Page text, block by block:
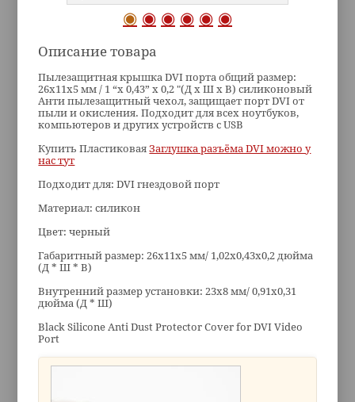
Описание товара
Пылезащитная крышка DVI порта общий размер:
26x11x5 мм / 1 “x 0,43” x 0,2 "(Д x Ш x В) силиконовый
Анти пылезащитный чехол, защищает порт DVI от
пыли и окисления. Подходит для всех ноутбуков,
компьютеров и других устройств с USB
Купить ПластиковаяЗаглушка разъёма DVI можно у
нас тут
Подходит для: DVI гнездовой порт
Материал: силикон
Цвет: черный
Габаритный размер: 26x11x5 мм/ 1,02x0,43x0,2 дюйма
(Д * Ш * В)
Внутренний размер установки: 23x8 мм/ 0,91x0,31
дюйма (Д * Ш)
Black Silicone Anti Dust Protector Cover for DVI Video
Port